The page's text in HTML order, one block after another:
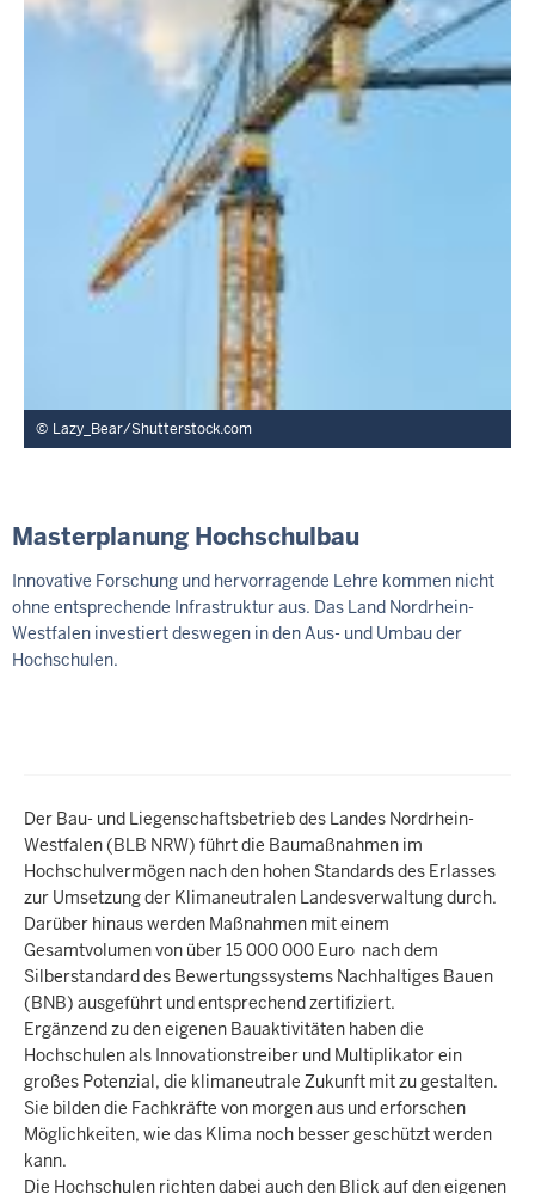
Lazy_Bear/Shutterstock.com
Masterplanung Hochschulbau
Innovative Forschung und hervorragende Lehre kommen nicht
ohne entsprechende Infrastruktur aus. Das Land Nordrhein-
Westfalen investiert deswegen in den Aus- und Umbau der
Hochschulen.
Der Bau- und Liegenschaftsbetrieb des Landes Nordrhein-
Westfalen (BLB NRW) führt die Baumaßnahmen im
Hochschulvermögen nach den hohen Standards des Erlasses
zur Umsetzung der Klimaneutralen Landesverwaltung durch.
Darüber hinaus werden Maßnahmen mit einem
Gesamtvolumen von über 15 000 000 Euro nach dem
Silberstandard des Bewertungssystems Nachhaltiges Bauen
(BNB) ausgeführt und entsprechend zertifiziert.
Ergänzend zu den eigenen Bauaktivitäten haben die
Hochschulen als Innovationstreiber und Multiplikator ein
großes Potenzial, die klimaneutrale Zukunft mit zu gestalten.
Sie bilden die Fachkräfte von morgen aus und erforschen
Möglichkeiten, wie das Klima noch besser geschützt werden
kann.
Die Hochschulen richten dabei auch den Blick auf den eigenen